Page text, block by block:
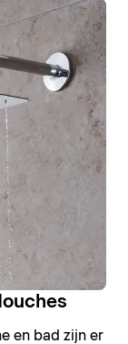
en bad zijn er